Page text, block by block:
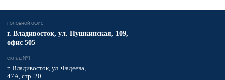
головной офис
​г. Владивосток, ул. Пушкинская, 109,
офис 505
склад №1
г. Владивосток, ул. Фадеева,
47А, стр. 20